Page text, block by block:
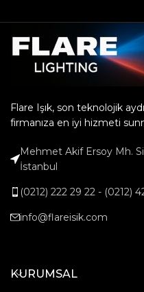
Flare Işık, son teknolojik
firmanıza en iyi hizmeti
Mehmet Akif Ersoy Mh.
İstanbul
(0212) 222 29 22 - (0212)
info@flareisik.com
KURUMSAL